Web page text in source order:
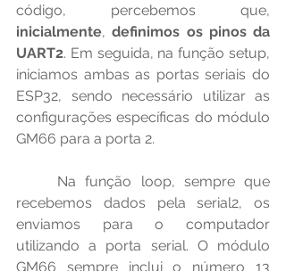
inicialmente, definimos os pinos da
UART2. Em seguida, na função setup,
iniciamos ambas as portas seriais do
ESP32, sendo necessário utilizar as
configurações específicas do módulo
GM66 para a porta 2.
recebemos dados pela serial2, os
enviamos para o computador
utilizando a porta serial. O módulo
GM66 sempre inclui o número 13